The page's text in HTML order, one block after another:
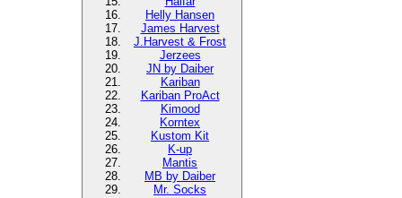
Helly Hansen
James Harvest
J.Harvest & Frost
Jerzees
JN by Daiber
Kariban
Kariban ProAct
Kimood
Korntex
Kustom Kit
K-up
Mantis
MB by Daiber
Mr. Socks